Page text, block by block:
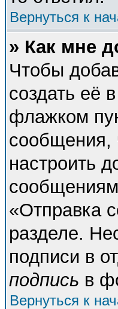
Вернуться к
» Как мне
Чтобы
создать её
флажком
сообщения,
настроить
«Отправка
разделе.
подписи в
подпись в
Вернуться к